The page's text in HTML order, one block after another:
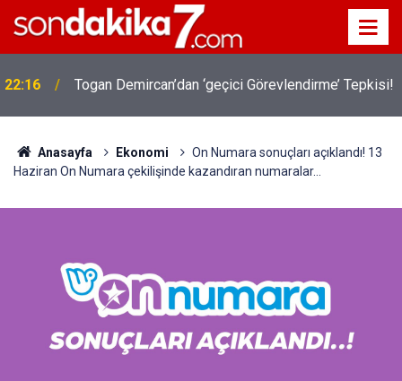
22:16 Togan Demircan’dan ‘geçici Görevlendirme’ Tepkisi!
Anasayfa Ekonomi
On Numara sonuçları açıklandı! 13
Haziran On Numara çekilişinde kazandıran numaralar...